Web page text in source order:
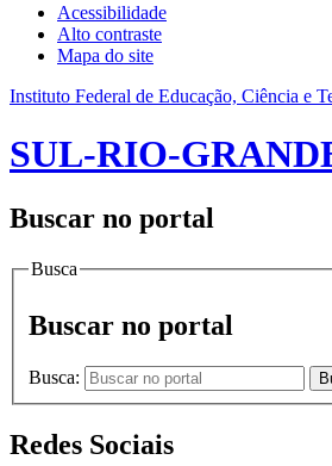
Acessibilidade
Alto contraste
Mapa do site
Instituto Federal de Educação, Ciência e
SUL-RIO-
Buscar no portal
Busca
Buscar no portal
Busca:
Redes Sociais